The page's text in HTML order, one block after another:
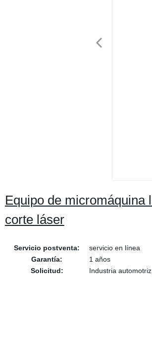
Equipo de micromáquina
corte láser
Servicio postventa:
servicio en línea
Garantía:
1 años
Solicitud:
Industria